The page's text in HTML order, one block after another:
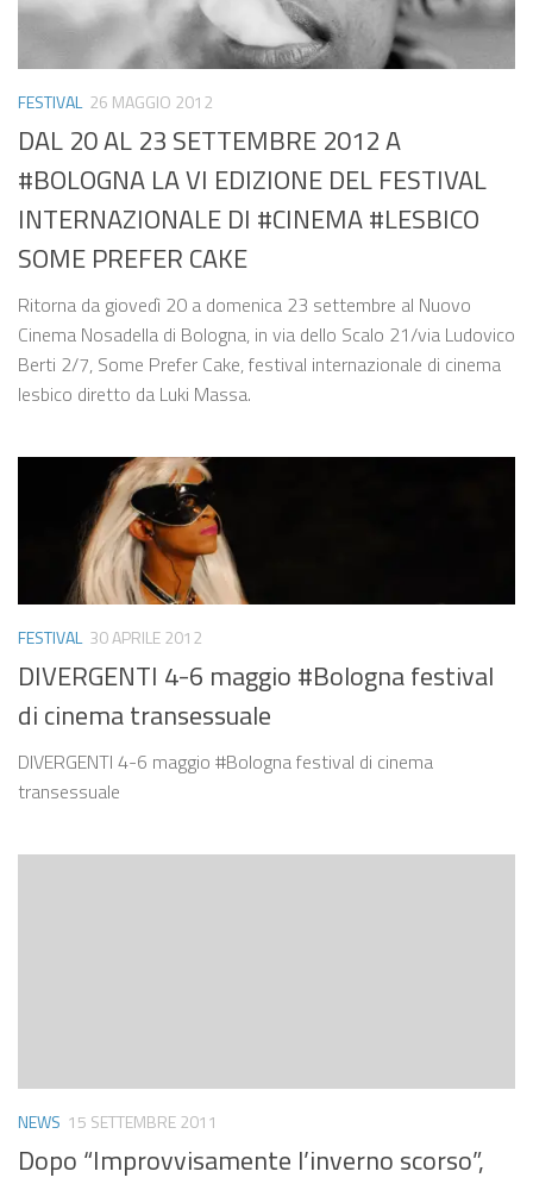
FESTIVAL 26 MAGGIO 2012
DAL 20 AL 23 SETTEMBRE 2012 A
#BOLOGNA LA VI EDIZIONE DEL FESTIVAL
INTERNAZIONALE DI #CINEMA #LESBICO
SOME PREFER CAKE
Ritorna da giovedì 20 a domenica 23 settembre al Nuovo
Cinema Nosadella di Bologna, in via dello Scalo 21/via Ludovico
Berti 2/7, Some Prefer Cake, festival internazionale di cinema
lesbico diretto da Luki Massa.
FESTIVAL 30 APRILE 2012
DIVERGENTI 4-6 maggio #Bologna festival
di cinema transessuale
DIVERGENTI 4-6 maggio #Bologna festival di cinema
transessuale
NEWS 15 SETTEMBRE 2011
Dopo “Improvvisamente l’inverno scorso”,